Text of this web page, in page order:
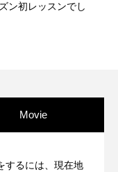
ン初レッスンでし
Movie
するには、現在地